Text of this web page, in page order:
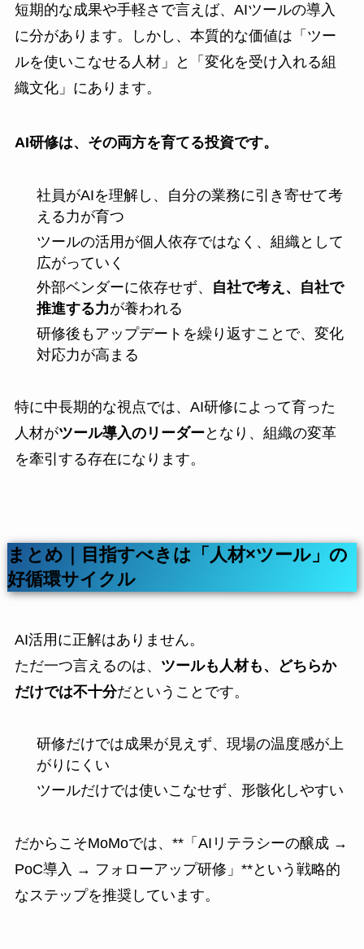
短期的な成果や手軽さで言えば、AIツールの導入
に分があります。しかし、本質的な価値は「ツー
ルを使いこなせる人材」と「変化を受け入れる組
織文化」にあります。
AI研修は、その両方を育てる投資です。
社員がAIを理解し、自分の業務に引き寄せて考
える力が育つ
ツールの活用が個人依存ではなく、組織として
広がっていく
外部ベンダーに依存せず、
自社で考え、自社で
推進する力が養われる
研修後もアップデートを繰り返すことで、変化
対応力が高まる
特に中長期的な視点では、AI研修によって育った
人材がツール導入のリーダーとなり、組織の変革
を牽引する存在になります。
まとめ｜目指すべきは「人材×ツール」の
好循環サイクル
AI活用に正解はありません。
ただ一つ言えるのは、 ツールも人材も、どちらか
だけでは不十分だということです。
研修だけでは成果が見えず、現場の温度感が上
がりにくい
ツールだけでは使いこなせず、形骸化しやすい
だからこそMoMoでは、**「AIリテラシーの醸成 →
PoC導入 → フォローアップ研修」**という戦略的
なステップを推奨しています。